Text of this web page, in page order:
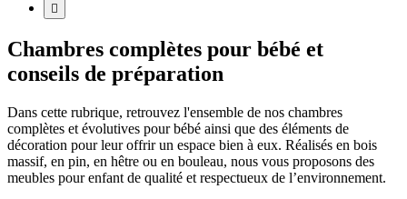

Chambres complètes pour bébé et
conseils de préparation
Dans cette rubrique, retrouvez l'ensemble de nos chambres
complètes et évolutives pour bébé ainsi que des éléments de
décoration pour leur offrir un espace bien à eux. Réalisés en bois
massif, en pin, en hêtre ou en bouleau, nous vous proposons des
meubles pour enfant de qualité et respectueux de l’environnement.